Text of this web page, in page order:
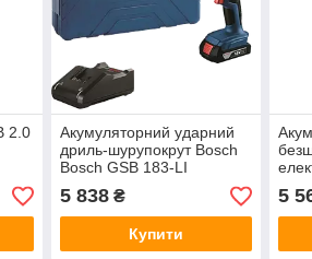
2.0
Акумуляторний ударний
дриль-шурупокрут Bosch
Bosch GSB 183-LI
(06019K9101)
5 838₴
Купити
5